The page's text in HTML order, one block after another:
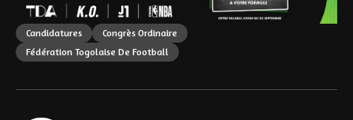
Candidatures
Congrès Ordinaire
Fédération Togolaise De Football